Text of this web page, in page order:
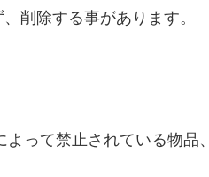
削除する事があります。
って禁止されている物品